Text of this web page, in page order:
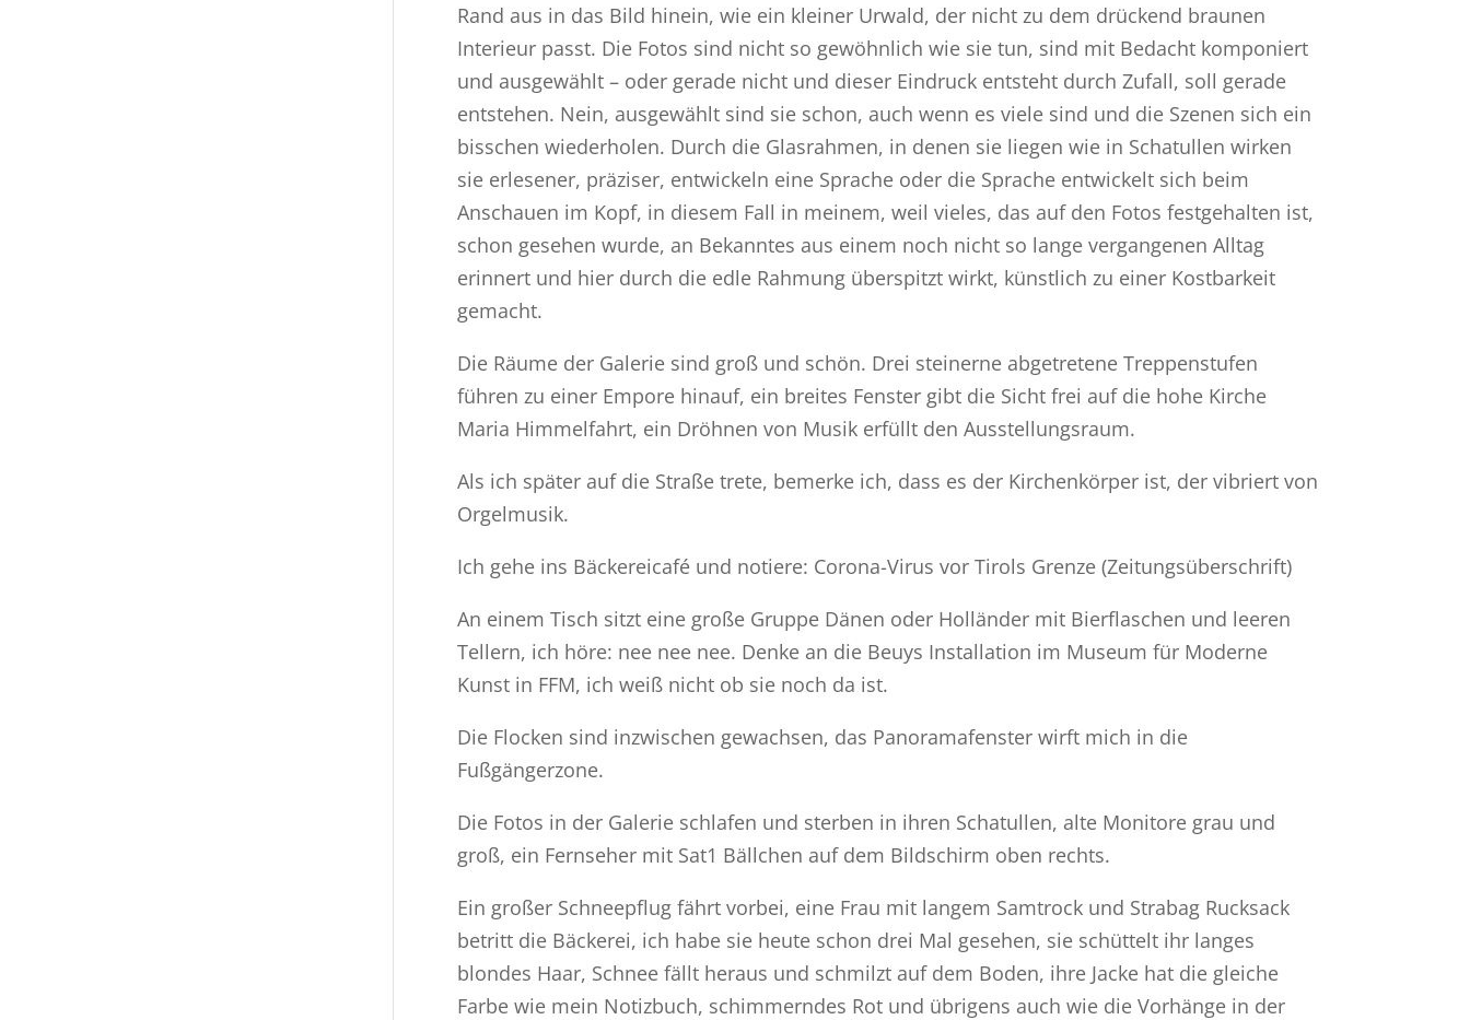
Rand aus in das Bild hinein, wie ein kleiner Urwald, der nicht zu dem drückend braunen
Interieur passt. Die Fotos sind nicht so gewöhnlich wie sie tun, sind mit Bedacht komponiert
und ausgewählt – oder gerade nicht und dieser Eindruck entsteht durch Zufall, soll gerade
entstehen. Nein, ausgewählt sind sie schon, auch wenn es viele sind und die Szenen sich ein
bisschen wiederholen. Durch die Glasrahmen, in denen sie liegen wie in Schatullen wirken
sie erlesener, präziser, entwickeln eine Sprache oder die Sprache entwickelt sich beim
Anschauen im Kopf, in diesem Fall in meinem, weil vieles, das auf den Fotos festgehalten ist,
schon gesehen wurde, an Bekanntes aus einem noch nicht so lange vergangenen Alltag
erinnert und hier durch die edle Rahmung überspitzt wirkt, künstlich zu einer Kostbarkeit
gemacht.
Die Räume der Galerie sind groß und schön. Drei steinerne abgetretene Treppenstufen
führen zu einer Empore hinauf, ein breites Fenster gibt die Sicht frei auf die hohe Kirche
Maria Himmelfahrt, ein Dröhnen von Musik erfüllt den Ausstellungsraum.
Als ich später auf die Straße trete, bemerke ich, dass es der Kirchenkörper ist, der vibriert von
Orgelmusik.
Ich gehe ins Bäckereicafé und notiere: Corona-Virus vor Tirols Grenze (Zeitungsüberschrift)
An einem Tisch sitzt eine große Gruppe Dänen oder Holländer mit Bierflaschen und leeren
Tellern, ich höre: nee nee nee. Denke an die Beuys Installation im Museum für Moderne
Kunst in FFM, ich weiß nicht ob sie noch da ist.
Die Flocken sind inzwischen gewachsen, das Panoramafenster wirft mich in die
Fußgängerzone.
Die Fotos in der Galerie schlafen und sterben in ihren Schatullen, alte Monitore grau und
groß, ein Fernseher mit Sat1 Bällchen auf dem Bildschirm oben rechts.
Ein großer Schneepflug fährt vorbei, eine Frau mit langem Samtrock und Strabag Rucksack
betritt die Bäckerei, ich habe sie heute schon drei Mal gesehen, sie schüttelt ihr langes
blondes Haar, Schnee fällt heraus und schmilzt auf dem Boden, ihre Jacke hat die gleiche
Farbe wie mein Notizbuch, schimmerndes Rot und übrigens auch wie die Vorhänge in der